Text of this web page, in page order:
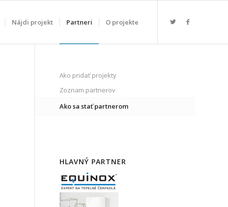
Nájdi projekt Partneri O projekte
Ako pridať projekty
Zoznam partnerov
Ako sa stať partnerom
HLAVNÝ PARTNER